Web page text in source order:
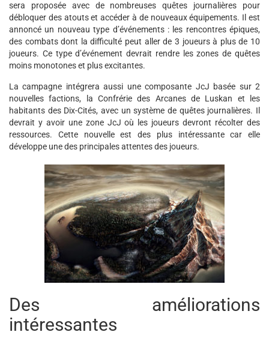
sera proposée avec de nombreuses quêtes journalières pour
débloquer des atouts et accéder à de nouveaux équipements. Il est
annoncé un nouveau type d’événements : les rencontres épiques,
des combats dont la difficulté peut aller de 3 joueurs à plus de 10
joueurs. Ce type d’événement devrait rendre les zones de quêtes
moins monotones et plus excitantes.
La campagne intégrera aussi une composante JcJ basée sur 2
nouvelles factions, la Confrérie des Arcanes de Luskan et les
habitants des Dix-Cités, avec un système de quêtes journalières. Il
devrait y avoir une zone JcJ où les joueurs devront récolter des
ressources. Cette nouvelle est des plus intéressante car elle
développe une des principales attentes des joueurs.
Des améliorations
intéressantes